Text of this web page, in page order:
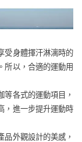
受身體揮汗淋漓時的
所以，合適的運動用
各式的運動項目，
，進一步提升運動時
品外觀設計的美感，